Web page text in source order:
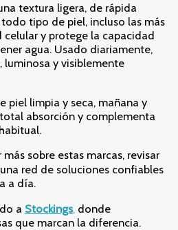
textura ligera, de rápida
tipo de piel, incluso las más
celular y protege la capacidad
agua. Usado diariamente,
luminosa y visiblemente
piel limpia y seca, mañana y
absorción y complementa
sobre estas marcas, revisar
red de soluciones confiables
a día.
a Stockings, donde
que marcan la diferencia.